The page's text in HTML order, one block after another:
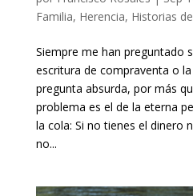
Familia, Herencia, Historias
Siempre me han preguntado
escritura de compraventa o
pregunta absurda, por más
problema es el de la eterna
la cola: Si no tienes el dinero
no...